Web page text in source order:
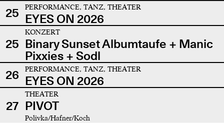
25 PERFORMANCE, TANZ, THEATER
EYES ON 2026
25
KONZERT
Binary Sunset Albumtaufe + Manic
Pixxies + Sodl
26
PERFORMANCE, TANZ, THEATER
EYES ON 2026
27
THEATER
PIVOT
Polivka/Hafner/Koch